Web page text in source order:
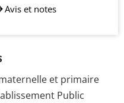
Avis et notes
et primaire
Public